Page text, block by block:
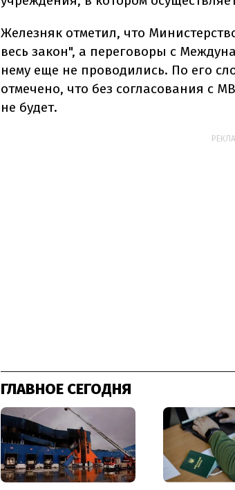
Железняк отметил, что
весь закон", а переговоры с
нему еще не проводились. По его
отмечено, что без согласования с
не будет.
ГЛАВНОЕ СЕГОДНЯ